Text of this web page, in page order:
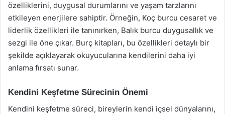
özelliklerini, duygusal durumlarını ve yaşam tarzlarını
etkileyen enerjilere sahiptir. Örneğin, Koç burcu cesaret ve
liderlik özellikleri ile tanınırken, Balık burcu duygusallık ve
sezgi ile öne çıkar. Burç kitapları, bu özellikleri detaylı bir
şekilde açıklayarak okuyucularına kendilerini daha iyi
anlama fırsatı sunar.
Kendini Keşfetme Sürecinin Önemi
Kendini keşfetme süreci, bireylerin kendi içsel dünyalarını,